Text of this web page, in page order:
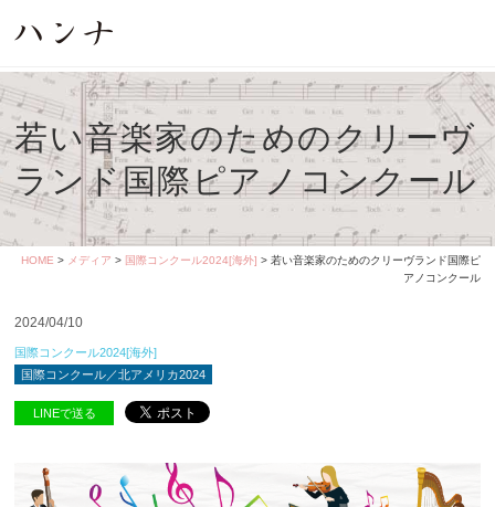
若い音楽家のためのクリーヴ
ランド国際ピアノコンクール
HOME > メディア > 国際コンクール2024[海外] > 若い音楽家のためのクリーヴランド国際ピ
アノコンクール
2024/04/10
国際コンクール2024[海外]
国際コンクール／北アメリカ2024
LINEで送る